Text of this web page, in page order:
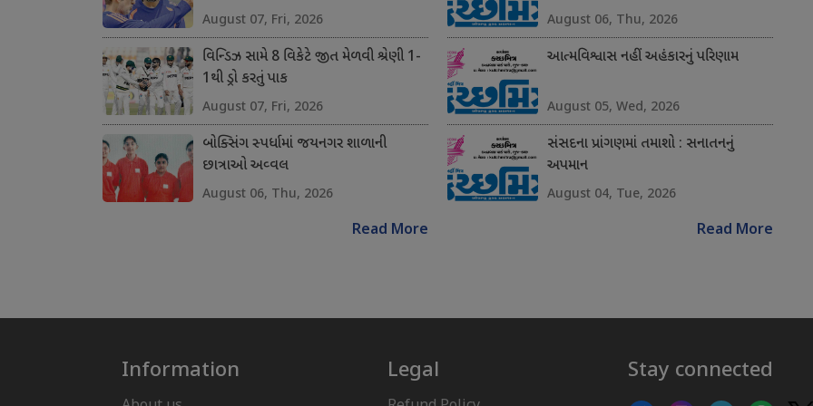
August 07, Fri, 2026
વિન્ડિઝ સામે 8 વિકેટે જીત મેળવી શ્રેણી 1-
1થી ડ્રો કરતું પાક
August 07, Fri, 2026
બોક્સિંગ સ્પર્ધામાં જયનગર શાળાની
છાત્રાઓ અવ્વલ
August 06, Thu, 2026
Read More
August 06, Thu, 2026
આત્મવિશ્વાસ નહીં અહંકારનું પરિણામ
August 05, Wed, 2026
સંસદના પ્રાંગણમાં તમાશો : સનાતનનું
અપમાન
August 04, Tue, 2026
Read More
Information Legal Stay connected